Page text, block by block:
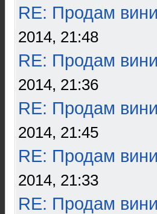
RE: Продам
2014, 21:48
RE: Продам
2014, 21:36
RE: Продам
2014, 21:45
RE: Продам
2014, 21:33
RE: Продам